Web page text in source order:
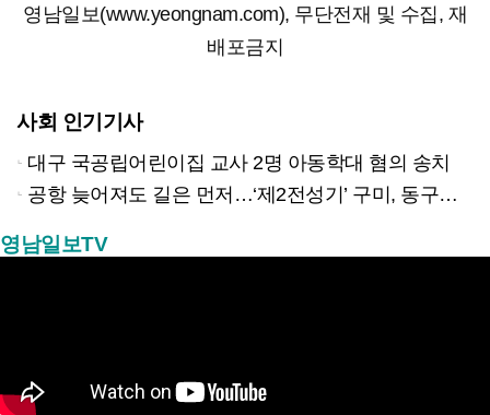
영남일보(www.yeongnam.com), 무단전재 및 수집, 재
배포금지
사회 인기기사
대구 국공립어린이집 교사 2명 아동학대 혐의 송치
공항 늦어져도 길은 먼저…‘제2전성기’ 구미, 동구미역 더 절실
영남일보TV